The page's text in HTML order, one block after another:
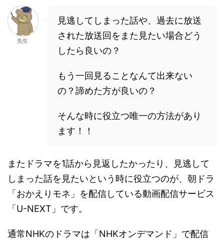
先生
見逃してしまった話や、過去に放送
された放送回をまた見たい場合どう
したら良いの？
もう一回見ることなんて出来ない
の？諦めた方が良いの？
そんな時に役立つ唯一の方法があり
ます！！
またドラマを1話から見返したかったり、見逃して
しまった話を見たいという時に役立つのが、朝ドラ
「おかえりモネ」を配信している動画配信サービス
「U-NEXT」です。
通常NHKのドラマは「NHKオンデマンド」で配信